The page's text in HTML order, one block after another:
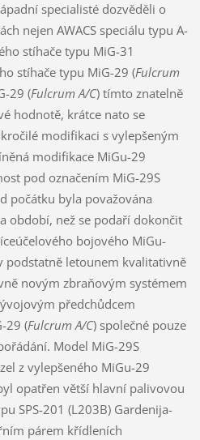
specialisté dozvěděli o
nejen AWACS speciálu typu A-
stíhače typu MiG-31
stíhače typu MiG-29 (Fulcrum
29 (Fulcrum A/C) tímto znatelně
hodnotě, krátce nato se
modifikaci s vylepšeným
modifikace MiGu-29
pod označením MiG-29S
počátku byla považována
období, než se podaří dokončit
bojového MiGu-
podstatně letounem kvalitativně
novým zbraňovým systémem
předchůdcem
29 (Fulcrum A/C) společné pouze
Model MiG-29S
z vylepšeného MiGu-29
opatřen větší hlavní palivovou
SPS-201 (L203B) Gardenija-
párem křídleních